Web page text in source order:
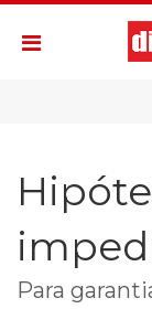
Para